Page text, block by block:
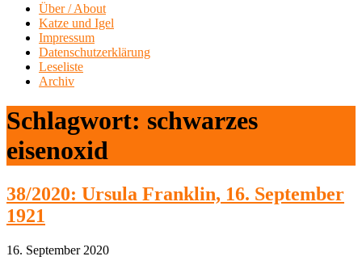
Über / About
Katze und Igel
Impressum
Datenschutzerklärung
Leseliste
Archiv
Schlagwort: schwarzes
eisenoxid
38/2020: Ursula Franklin, 16. September
1921
16. September 2020